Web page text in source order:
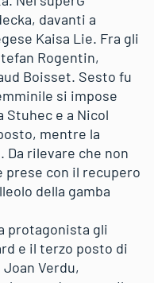
davanti a
Kaisa Lie. Fra gli
Rogentin,
Boisset. Sesto fu
si impose
Stuhec e a Nicol
mentre la
Da rilevare che non
prese con il recupero
della gamba
protagonista gli
e il terzo posto di
Verdu,